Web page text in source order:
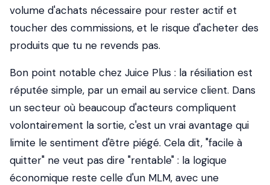
volume d'achats nécessaire pour rester actif et
toucher des commissions, et le risque d'acheter des
produits que tu ne revends pas.
Bon point notable chez Juice Plus : la résiliation est
réputée simple, par un email au service client. Dans
un secteur où beaucoup d'acteurs compliquent
volontairement la sortie, c'est un vrai avantage qui
limite le sentiment d'être piégé. Cela dit, "facile à
quitter" ne veut pas dire "rentable" : la logique
économique reste celle d'un MLM, avec une